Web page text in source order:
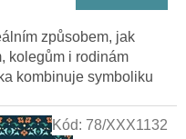
způsobem, jak
kolegům i rodinám
kombinuje symboliku
Kód: 78/XXX1132